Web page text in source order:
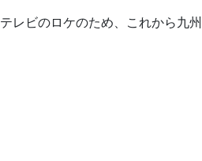
テレビのロケのため、これから九